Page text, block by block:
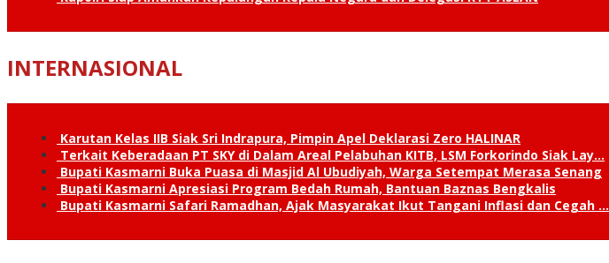
INTERNASIONAL
Karutan Kelas IIB Siak Sri Indrapura, Pimpin Apel Deklarasi Zero HALINAR
Terkait Keberadaan PT SKY di Dalam Areal Pelabuhan KITB, LSM Forkorindo Siak Lay…
Bupati Kasmarni Buka Puasa di Masjid Al Ubudiyah, Warga Setempat Merasa Senang
Bupati Kasmarni Apresiasi Program Bedah Rumah, Bantuan Baznas Bengkalis
Bupati Kasmarni Safari Ramadhan, Ajak Masyarakat Ikut Tangani Inflasi dan Cegah …